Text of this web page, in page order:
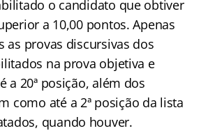
o candidato que obtiver
a 10,00 pontos. Apenas
as provas discursivas dos
na prova objetiva e
a 20ª posição, além dos
como até a 2ª posição da lista
quando houver.